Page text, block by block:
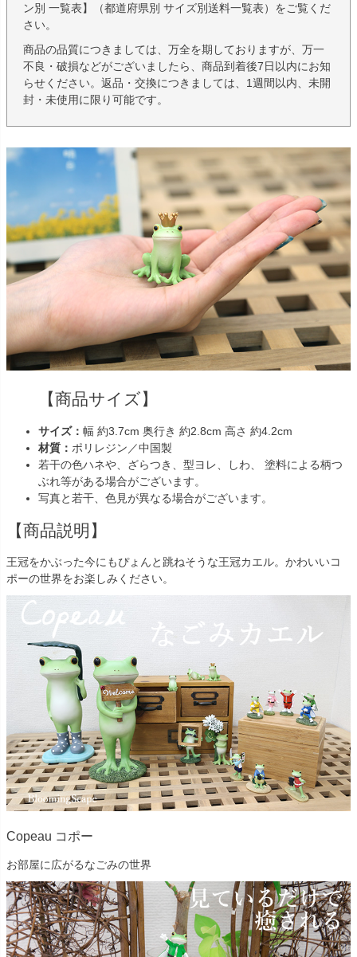
ン別 一覧表】（都道府県別 サイズ別送料一覧表）をご覧くだ
さい。
商品の品質につきましては、万全を期しておりますが、万一
不良・破損などがございましたら、商品到着後7日以内にお知
らせください。返品・交換につきましては、1週間以内、未開
封・未使用に限り可能です。
【商品サイズ】
サイズ： 幅 約3.7cm 奥行き 約2.8cm 高さ 約4.2cm
材質： ポリレジン／中国製
若干の色ハネや、ざらつき、型ヨレ、しわ、 塗料による柄つ
ぶれ等がある場合がございます。
写真と若干、色見が異なる場合がございます。
【商品説明】
王冠をかぶった今にもぴょんと跳ねそうな王冠カエル。かわいいコ
ポーの世界をお楽しみください。
Copeau コポー
お部屋に広がるなごみの世界